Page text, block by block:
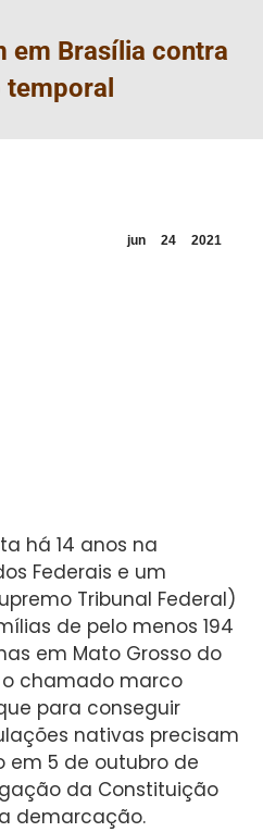
em Brasília contra
jun 24 2021
há 14 anos na
Federais e um
Tribunal Federal)
de pelo menos 194
em Mato Grosso do
o chamado marco
para conseguir
nativas precisam
5 de outubro de
da Constituição
demarcação.